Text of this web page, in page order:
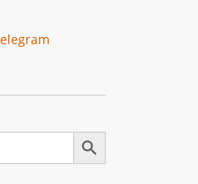
Botón de búsqueda